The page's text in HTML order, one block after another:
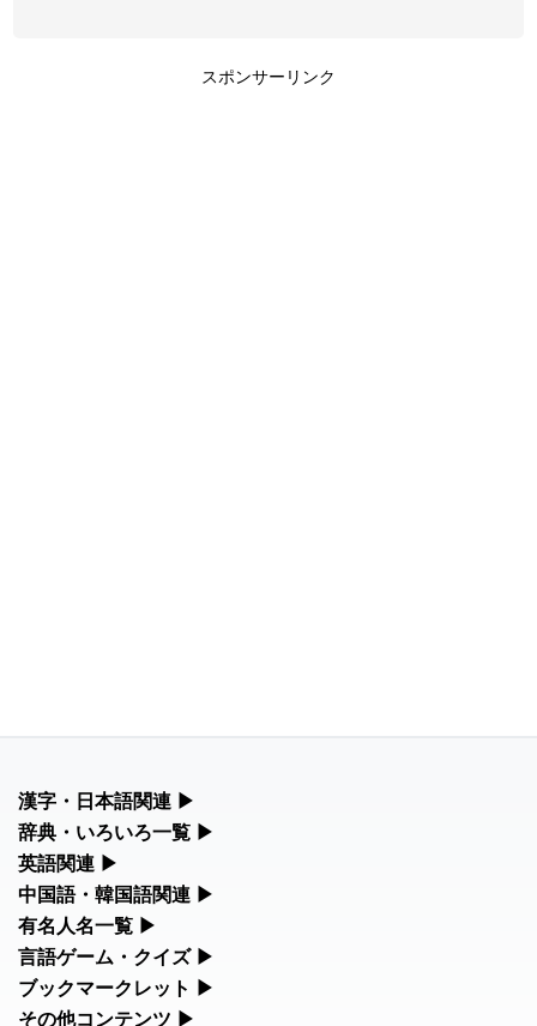
スポンサーリンク
漢字・日本語関連 ▶
漢字の読み方検索、手書き入力、書き順練習など、日本語学習に
人名漢字辞典 - 読み方検索
漢字の書き方・書き順 書き取り練習帳
辞典・いろいろ一覧 ▶
部首・画数別の漢字一覧、熟語辞典、地名・駅名検索など、各種
リファレンスツールです。
英語関連 ▶
カタカナ語・略語の意味検索、発音記号、リスニング練習など英
カタカナ語の意味・発音・類語辞典
中国語・韓国語関連 ▶
中国語のピンイン変換、韓国語の手書き入力など、アジア言語学
手書き中国語入力 変換ツール
有名人名一覧 ▶
海外セレブやスポーツ選手の名前の読み方・発音を確認できま
海外有名人の苗字・名前一覧と発音 🔊
言語ゲーム・クイズ ▶
四字熟語パズルや漢字クイズなど、楽しみながら学べるゲームで
ブックマークレット ▶
ブラウザに登録して、どのサイトからでも漢字や英語を検索でき
その他コンテンツ ▶